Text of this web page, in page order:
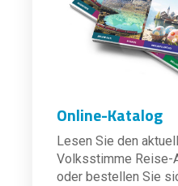
Online-Katalog
Lesen Sie den
Volksstimme Reise-
oder bestellen Sie